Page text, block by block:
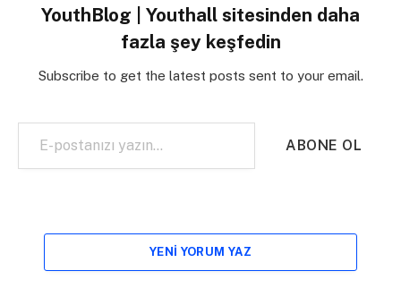
YouthBlog | Youthall sitesinden daha
fazla şey keşfedin
Subscribe to get the latest posts sent to your email.
E-postanızı yazın…
ABONE OL
YENI YORUM YAZ